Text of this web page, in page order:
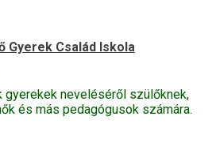
Gyerek Család Iskola
gyerekek neveléséről szülőknek,
és más pedagógusok számára.